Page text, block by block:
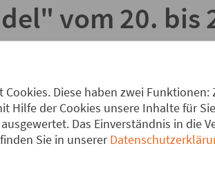
vom 20. bis
und Einladung zur
Wirtschaft in Deutschland
im vergangenen
Vorjahr um 5,5 Prozent auf einen
Cookies. Diese haben zwei
Hilfe der Cookies unsere Inhalte für
Das Einverständnis in die
Sie in unserer